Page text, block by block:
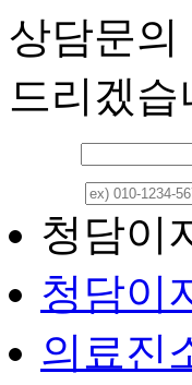
상담문의
드리겠습
청담이
청담이
의료진